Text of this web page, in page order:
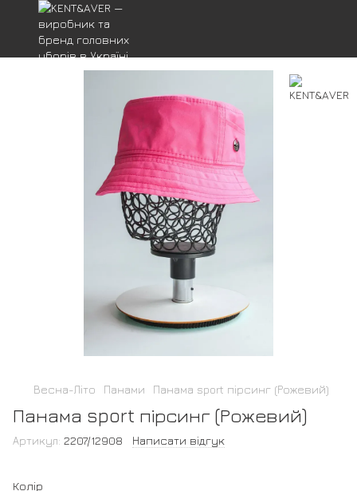
Весна-Літо Панами Панама sport пірсинг (Рожевий)
Панама sport пірсинг (Рожевий)
Артикул: 2207/12908 Написати відгук
Колір